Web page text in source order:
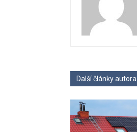
Další články autora